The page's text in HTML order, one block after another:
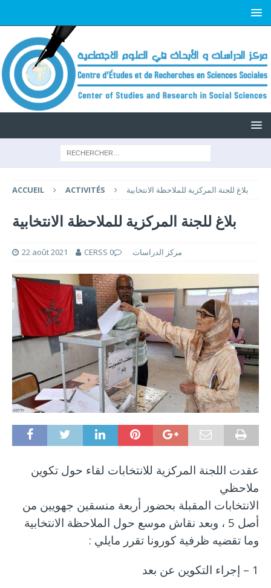
ACCUEIL ACTIVITÉS بلاغ للجنة المركزية للملاحظة الانتخابية
بلاغ للجنة المركزية للملاحظة الانتخابية
22 août 2021 CERSS مركز الدراسات 0
عقدت اللجنة المركزية للانتخابات لقاء حول تكوين
ملاحظي
الانتخابات المقبلة بحضور أربعة منسقين جهويين من
أصل 5 ، وبعد نقاش موسع حول الملاحظة الانتخابية
وما تقضيه ظرفية كورونا تقرر مايلي :
1 – إجراء التكوين عن بعد